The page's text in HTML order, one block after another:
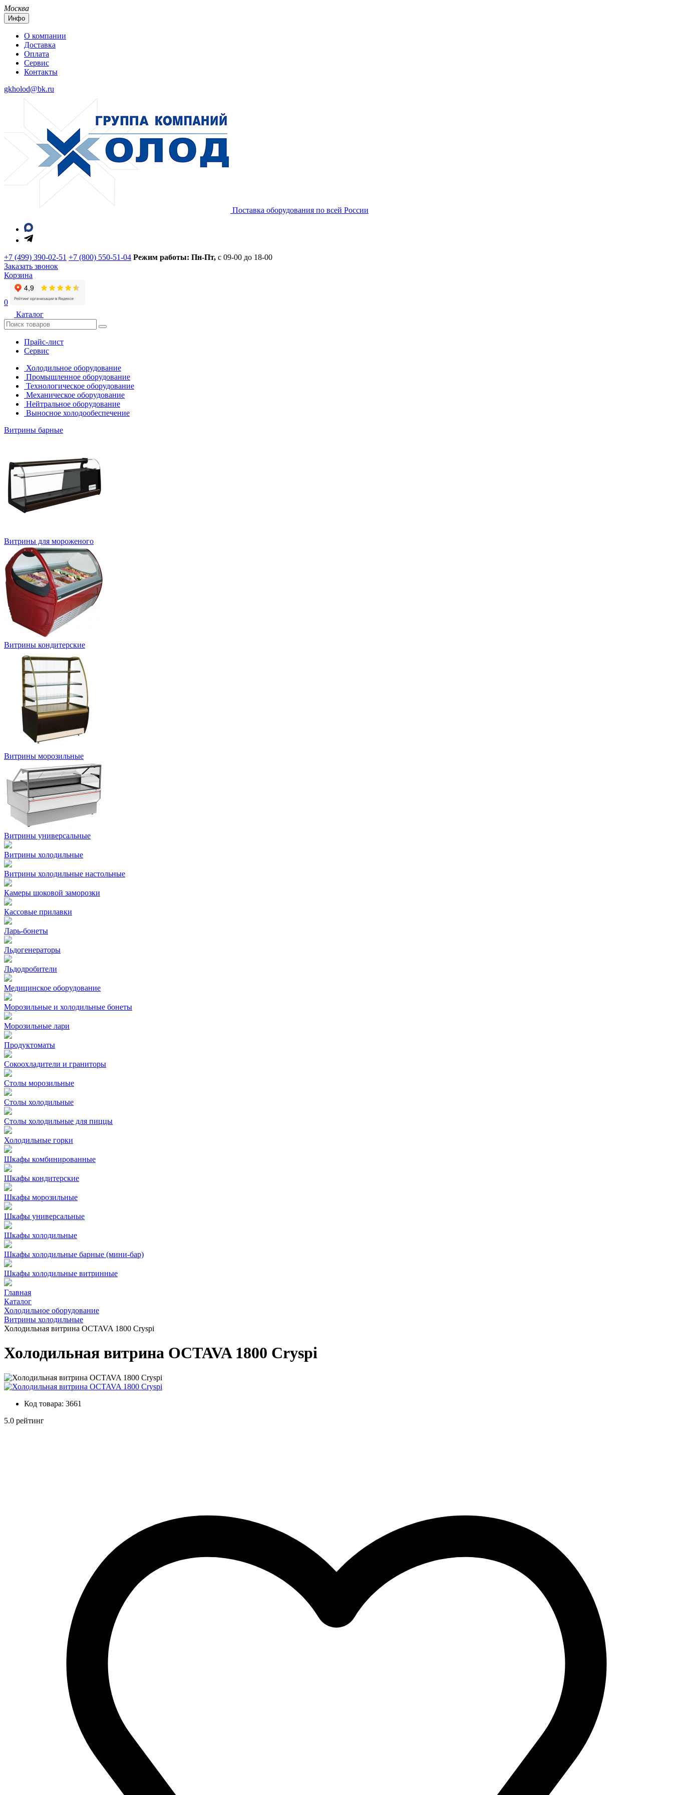
Москва
Инфо
О компании
Доставка
Оплата
Сервис
Контакты
gkholod@bk.ru
Поставка оборудования по всей России
+7 (499) 390-02-51 +7 (800) 550-51-04 Режим работы: Пн-Пт, с 09-00 до 18-00
Заказать звонок
Корзина
0
Каталог
Прайс-лист
Сервис
Холодильное оборудование
Промышленное оборудование
Технологическое оборудование
Механическое оборудование
Нейтральное оборудование
Выносное холодообеспечение
Витрины барные
Витрины для мороженого
Витрины кондитерские
Витрины морозильные
Витрины универсальные
Витрины холодильные
Витрины холодильные настольные
Камеры шоковой заморозки
Кассовые прилавки
Ларь-бонеты
Льдогенераторы
Льдодробители
Медицинское оборудование
Морозильные и холодильные бонеты
Морозильные лари
Продуктоматы
Сокоохладители и граниторы
Столы морозильные
Столы холодильные
Столы холодильные для пиццы
Холодильные горки
Шкафы комбинированные
Шкафы кондитерские
Шкафы морозильные
Шкафы универсальные
Шкафы холодильные
Шкафы холодильные барные (мини-бар)
Шкафы холодильные витринные
Главная
Каталог
Холодильное оборудование
Витрины холодильные
Холодильная витрина OCTAVA 1800 Cryspi
Холодильная витрина OCTAVA 1800 Cryspi
Код товара: 3661
5.0 рейтинг